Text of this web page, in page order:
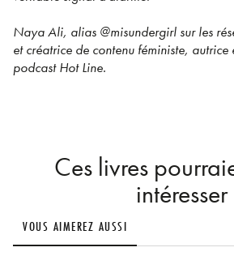
Naya Ali, alias @misundergirl sur les
et créatrice de contenu féministe, autrice
podcast Hot Line.
Ces livres
intéresser
VOUS AIMEREZ AUSSI